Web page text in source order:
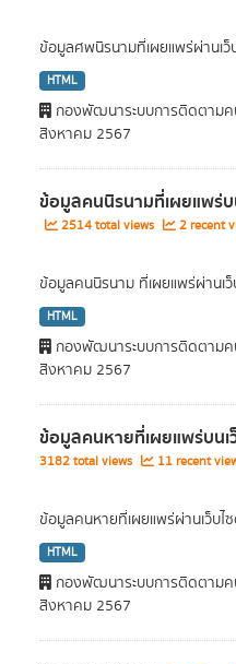
ข้อมูลศพนิรนามที่เผยแพร่ผ่านเว็
HTML
กองพัฒนาระบบการติดตาม
สิงหาคม 2567
ข้อมูลคนนิรนามที่เผยแพร่บ
2514 total views 2 recent
ข้อมูลคนนิรนาม ที่เผยแพร่ผ่านเว็
HTML
กองพัฒนาระบบการติดตาม
สิงหาคม 2567
ข้อมูลคนหายที่เผยแพร่บนเ
3182 total views 11 recent
ข้อมูลคนหายที่เผยแพร่ผ่านเว็บไ
HTML
กองพัฒนาระบบการติดตาม
สิงหาคม 2567